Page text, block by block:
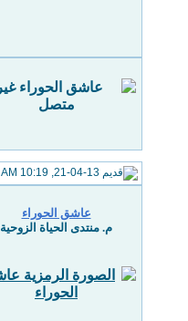
عاشق الحوراء
م. منتدى الحياة الزوحية